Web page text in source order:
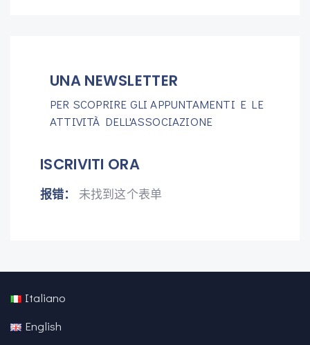
UNA NEWSLETTER
PER SCOPRIRE GLI APPUNTAMENTI E LE
ATTIVITÀ DELL'ASSOCIAZIONE
ISCRIVITI ORA
报错： 未找到这个表单
Italiano
English